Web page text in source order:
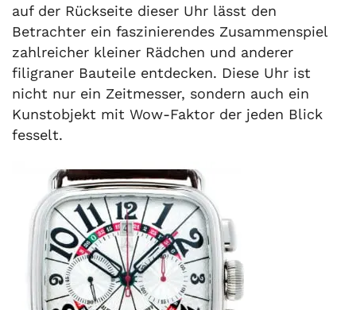
auf der Rückseite dieser Uhr lässt den
Betrachter ein faszinierendes Zusammenspiel
zahlreicher kleiner Rädchen und anderer
filigraner Bauteile entdecken. Diese Uhr ist
nicht nur ein Zeitmesser, sondern auch ein
Kunstobjekt mit Wow-Faktor der jeden Blick
fesselt.